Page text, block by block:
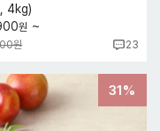
4kg)
원 ~
원 23
31%